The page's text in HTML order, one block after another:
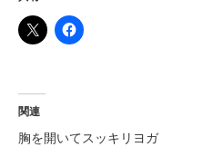
関連
胸を開いてスッキリヨガ